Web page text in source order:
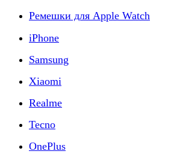
Ремешки для Apple Watch
iPhone
Samsung
Xiaomi
Realme
Tecno
OnePlus